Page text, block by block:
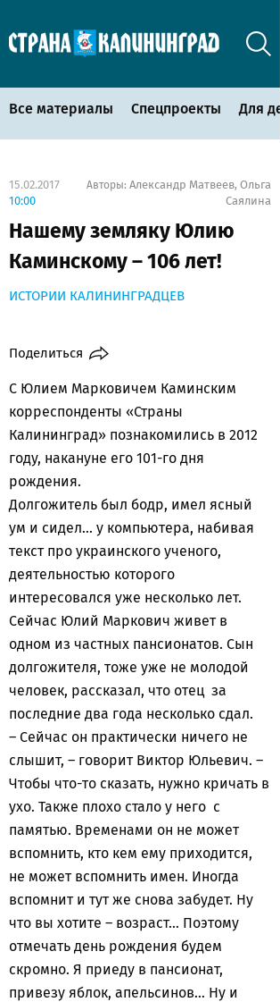
Все материалы Спецпроекты Для
15.02.2017
10:00
Авторы: Александр Матвеев, Ольга
Саялина
Нашему земляку Юлию
Каминскому – 106 лет!
ИСТОРИИ КАЛИНИНГРАДЦЕВ
Поделиться
С Юлием Марковичем Каминским
корреспонденты «Страны
Калининград» познакомились в 2012
году, накануне его 101-го дня
рождения.
Долгожитель был бодр, имел ясный
ум и сидел… у компьютера, набивая
текст про украинского ученого,
деятельностью которого
интересовался уже несколько лет.
Сейчас Юлий Маркович живет в
одном из частных пансионатов. Сын
долгожителя, тоже уже не молодой
человек, рассказал, что отец за
последние два года несколько сдал.
– Сейчас он практически ничего не
слышит, – говорит Виктор Юльевич. –
Чтобы что-то сказать, нужно кричать в
ухо. Также плохо стало у него с
памятью. Временами он не может
вспомнить, кто кем ему приходится,
не может вспомнить имен. Иногда
вспомнит и тут же снова забудет. Ну
что вы хотите – возраст… Поэтому
отмечать день рождения будем
скромно. Я приеду в пансионат,
привезу яблок, апельсинов… Ну и